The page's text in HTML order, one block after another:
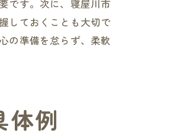
です。次に、寝屋川市
しておくことも大切で
の準備を怠らず、柔軟
体例